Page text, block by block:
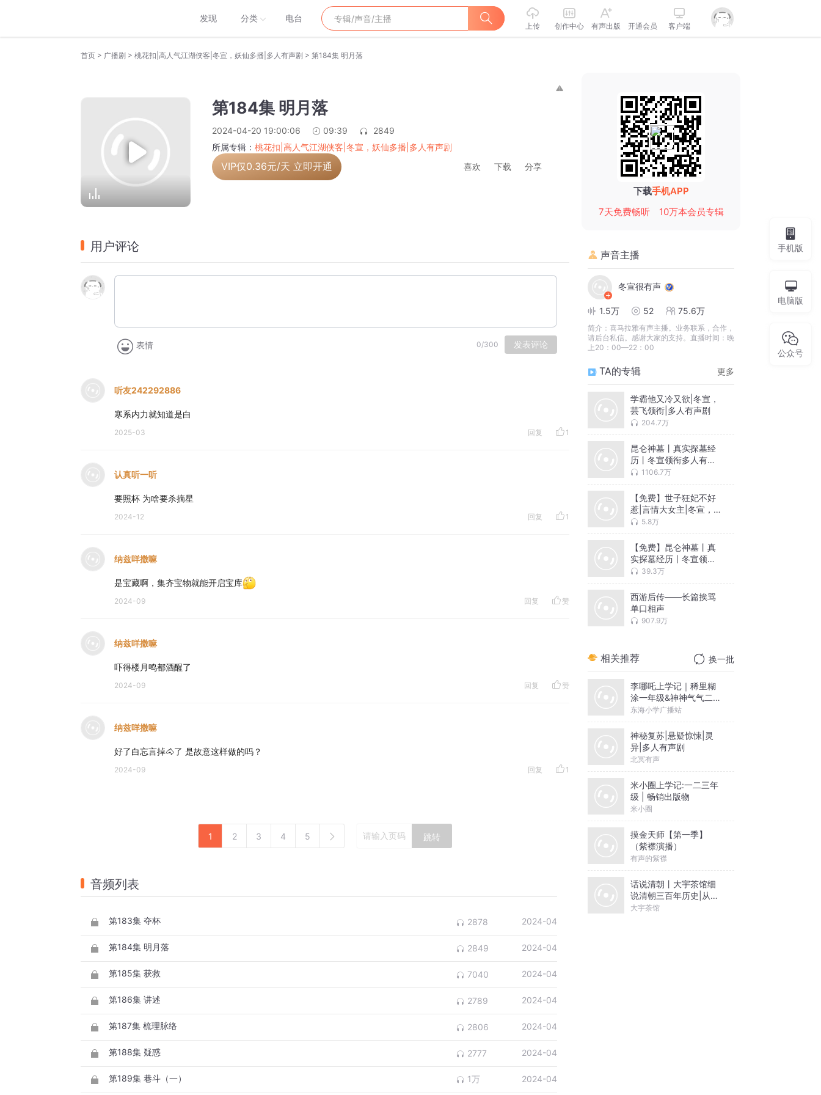
发现 分类 电台
上传 创作中心 有声出版 开通会员 客户端
首页 > 广播剧 > 桃花扣|高人气江湖侠客|冬宣，妖仙多播|多人有声剧 > 第184集 明月落
第184集 明月落
2024-04-20 19:00:06 09:39
2849
所属专辑： 桃花扣|高人气江湖侠客|冬宣，妖仙多播|多人有声剧
VIP仅0.36元/天 立即开通 喜欢 下载 分享
用户评论
表情 0/300 发表评论
听友242292886
寒系内力就知道是白
2025-03 回复 1
认真听一听
要照杯 为啥要杀摘星
2024-12 回复 1
纳兹咩撒嘛
是宝藏啊，集齐宝物就能开启宝库
2024-09 回复 赞
纳兹咩撒嘛
吓得楼月鸣都酒醒了
2024-09 回复 赞
纳兹咩撒嘛
好了白忘言掉🐴了 是故意这样做的吗？
2024-09 回复 1
1 2 3 4 5 跳转
音频列表
第183集 夺杯 2878 2024-04
第184集 明月落 2849 2024-04
第185集 获救 7040 2024-04
第186集 讲述 2789 2024-04
第187集 梳理脉络 2806 2024-04
第188集 疑惑 2777 2024-04
第189集 巷斗（一） 1万 2024-04
下载手机APP
7天免费畅听
10万本会员专辑
声音主播
冬宣很有声
1.5万 52 75.6万
简介： 喜马拉雅有声主播。业务联系，合作，
请后台私信。感谢大家的支持。直播时间：晚
上20：00—22：00
TA的专辑 更多
学霸他又冷又欲|冬宣，
芸飞领衔|多人有声剧
204.7万
昆仑神墓丨真实探墓经
历丨冬宣领衔多人有声
剧 1106.7万
【免费】世子狂妃不好
惹|言情大女主|冬宣，依
若熏【多人有声剧】
5.8万
【免费】昆仑神墓丨真
实探墓经历丨冬宣领衔
多人有声剧
39.3万
西游后传——长篇挨骂
单口相声
907.9万
相关推荐 换一批
李哪吒上学记｜稀里糊
涂一年级&神神气气二年
级
东海小学广播站
神秘复苏|悬疑惊悚|灵
异|多人有声剧
北冥有声
米小圈上学记:一二三年
级 | 畅销出版物
米小圈
摸金天师【第一季】
（紫襟演播）
有声的紫襟
话说清朝丨大宇茶馆细
说清朝三百年历史|从努
尔哈赤到末代皇帝溥仪|
大宇茶馆
手机版
电脑版
公众号